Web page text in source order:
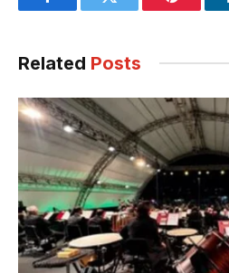
FacebookTwitter Pinterest
Related Posts